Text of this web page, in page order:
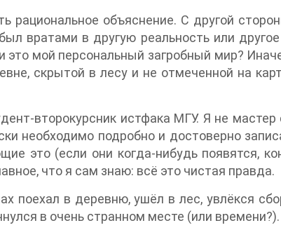
рациональное объяснение. С другой
вратами в другую реальность или
мой персональный загробный мир?
скрытой в лесу и не отмеченной на
второкурсник истфака МГУ. Я не
необходимо подробно и достоверно
это (если они когда-нибудь появятся,
что я сам знаю: всё это чистая правда.
поехал в деревню, ушёл в лес, увлёкся
в очень странном месте (или времени?).